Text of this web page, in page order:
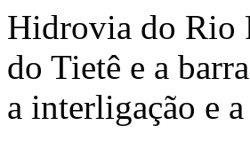
Hidrovia do Rio
do Tietê e a
a interligação e